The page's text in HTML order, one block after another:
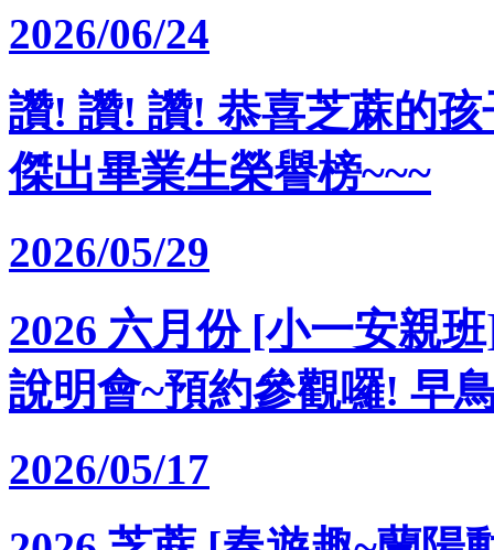
2026/06/24
讚! 讚! 讚! 恭喜芝蔴的
傑出畢業生榮譽榜~~~
2026/05/29
2026 六月份 [小一安親
說明會~預約參觀囉! 早
2026/05/17